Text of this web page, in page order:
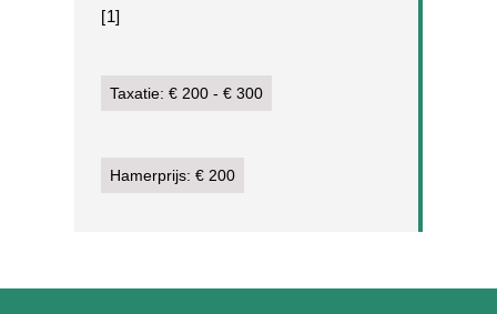
[1]
Taxatie: € 200 - € 300
Hamerprijs: € 200